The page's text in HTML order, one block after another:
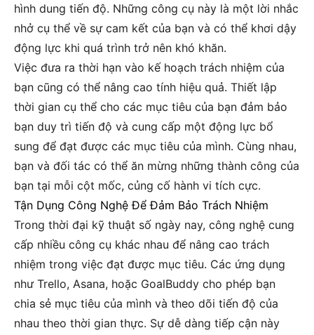
hình dung tiến độ. Những công cụ này là một lời nhắc
nhở cụ thể về sự cam kết của bạn và có thể khơi dậy
động lực khi quá trình trở nên khó khăn.
Việc đưa ra thời hạn vào kế hoạch trách nhiệm của
bạn cũng có thể nâng cao tính hiệu quả. Thiết lập
thời gian cụ thể cho các mục tiêu của bạn đảm bảo
bạn duy trì tiến độ và cung cấp một động lực bổ
sung để đạt được các mục tiêu của mình. Cùng nhau,
bạn và đối tác có thể ăn mừng những thành công của
bạn tại mỗi cột mốc, củng cố hành vi tích cực.
Tận Dụng Công Nghệ Để Đảm Bảo Trách Nhiệm
Trong thời đại kỹ thuật số ngày nay, công nghệ cung
cấp nhiều công cụ khác nhau để nâng cao trách
nhiệm trong việc đạt được mục tiêu. Các ứng dụng
như Trello, Asana, hoặc GoalBuddy cho phép bạn
chia sẻ mục tiêu của mình và theo dõi tiến độ của
nhau theo thời gian thực. Sự dễ dàng tiếp cận này